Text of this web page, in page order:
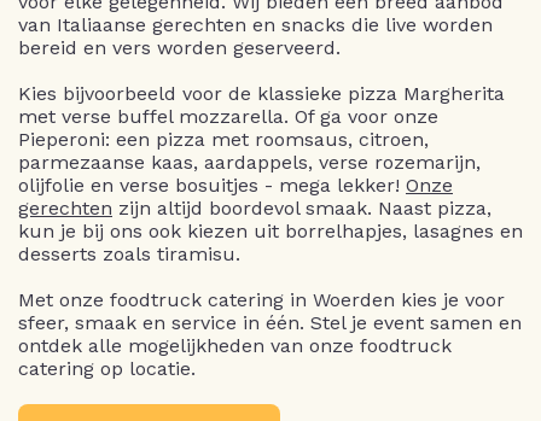
van Italiaanse gerechten en snacks die live worden
bereid en vers worden geserveerd.
Kies bijvoorbeeld voor de klassieke pizza Margherita
met verse buffel mozzarella. Of ga voor onze
Pieperoni: een pizza met roomsaus, citroen,
parmezaanse kaas, aardappels, verse rozemarijn,
olijfolie en verse bosuitjes - mega lekker! Onze
gerechten zijn altijd boordevol smaak. Naast pizza,
kun je bij ons ook kiezen uit borrelhapjes, lasagnes en
desserts zoals tiramisu.
Met onze foodtruck catering in Woerden kies je voor
sfeer, smaak en service in één. Stel je event samen en
ontdek alle mogelijkheden van onze foodtruck
catering op locatie.